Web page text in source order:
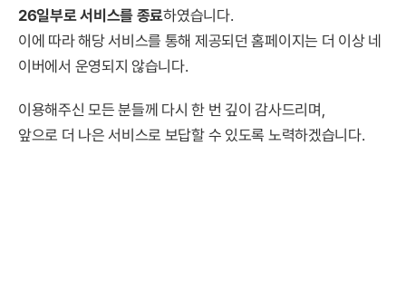
26일부로 서비스를 종료하였습니다.
이에 따라 해당 서비스를 통해 제공되던 홈페이지는 더 이상 네
이버에서 운영되지 않습니다.
이용해주신 모든 분들께 다시 한 번 깊이 감사드리며,
앞으로 더 나은 서비스로 보답할 수 있도록 노력하겠습니다.